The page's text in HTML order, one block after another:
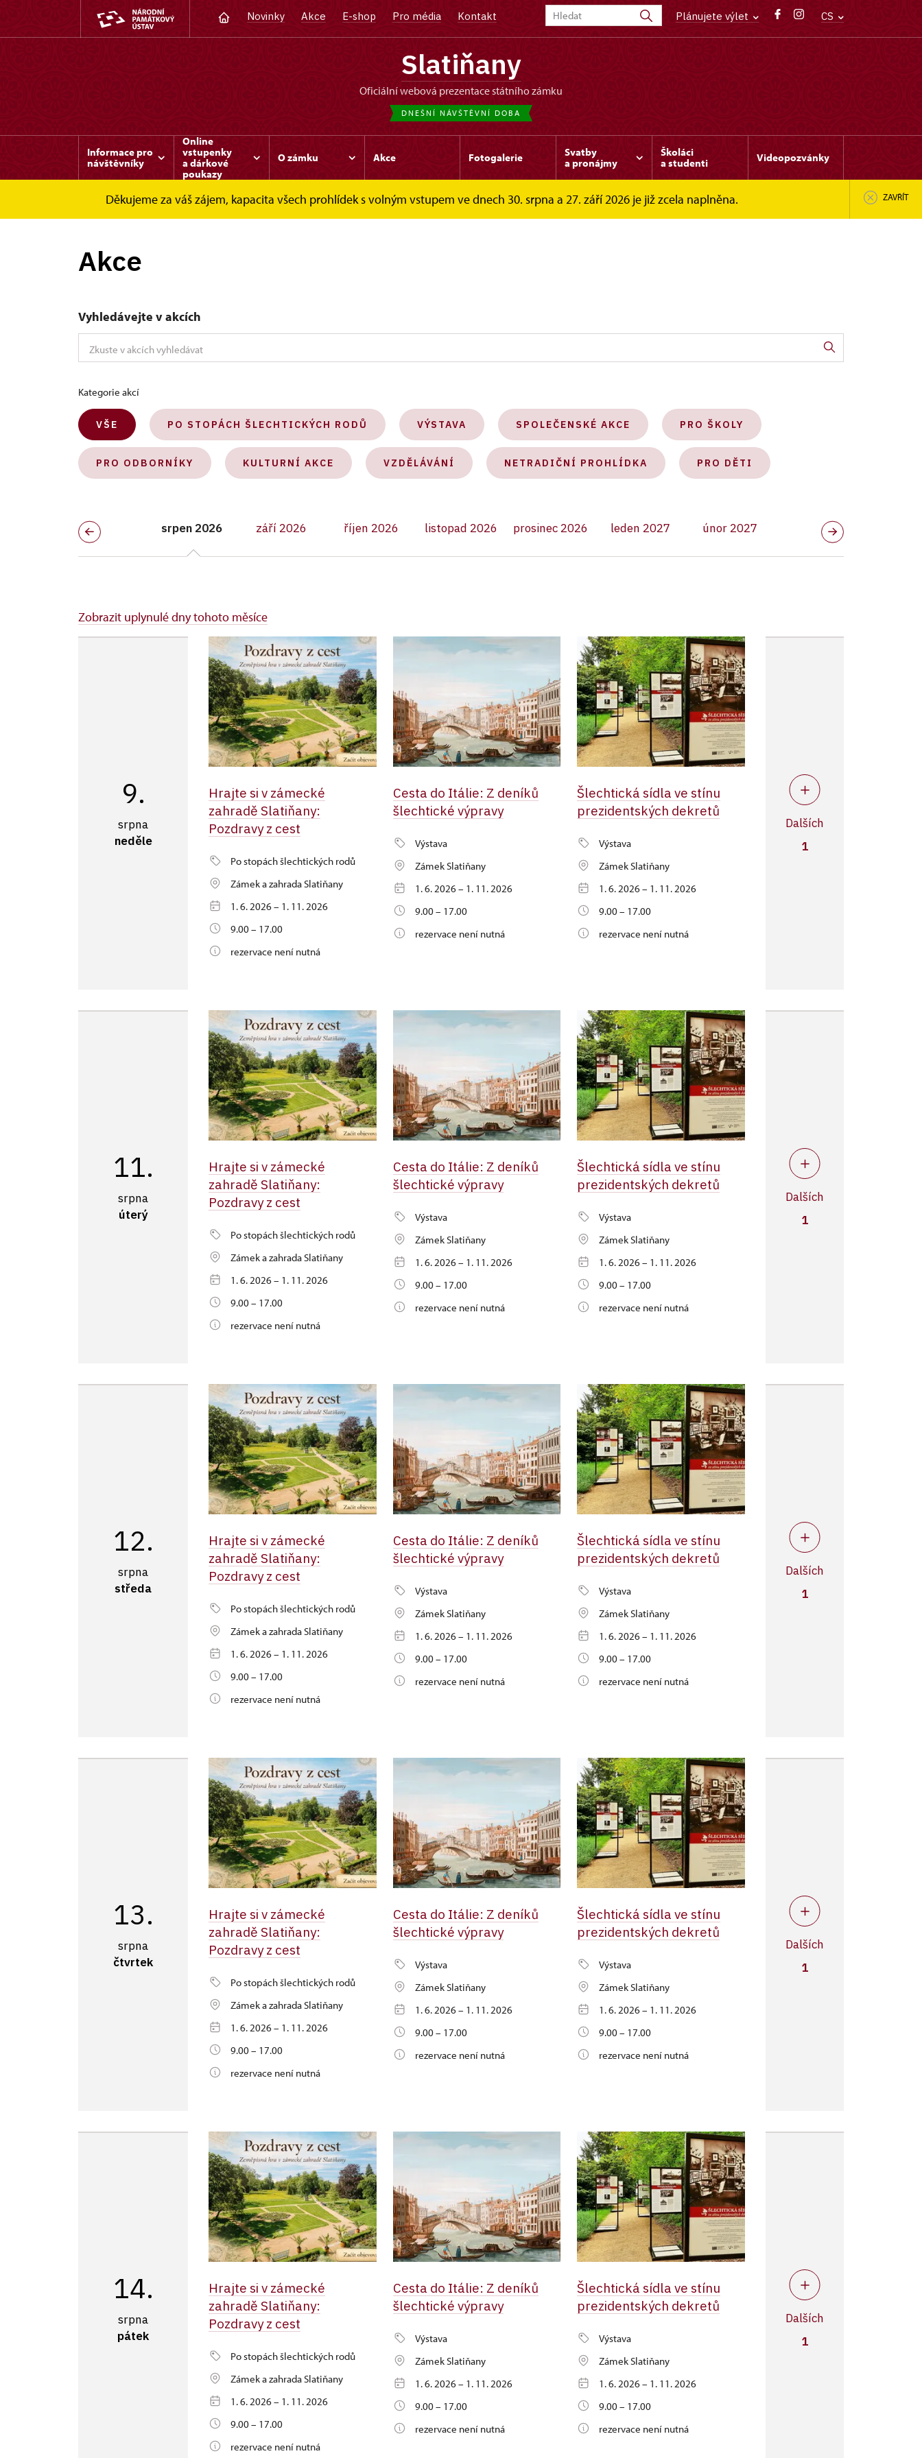
Novinky Akce E-shop Pro média Kontakt Plánujete výlet CS
Slatiňany
oficiální webová prezentace státního zámku
DNEŠNÍ NÁVŠTĚVNÍ DOBA
Informace pro
návštěvníky
Online
vstupenky
a dárkové
poukazy
O zámku Akce Fotogalerie
Svatby
a pronájmy
Školáci
a studenti
Videopozvánky
Děkujeme za váš zájem, kapacita všech prohlídek s volným vstupem ve dnech 30. srpna a 27. září 2026 je již zcela naplněna. ZAVŘÍT
Slatiňany Akce
Akce
Vyhledávejte v akcích
Kategorie akcí
VŠE PO STOPÁCH ŠLECHTICKÝCH RODŮ VÝSTAVA SPOLEČENSKÉ AKCE PRO ŠKOLY
PRO ODBORNÍKY KULTURNÍ AKCE VZDĚLÁVÁNÍ NETRADIČNÍ PROHLÍDKA PRO DĚTI
srpen 2026 září 2026 říjen 2026 listopad 2026 prosinec 2026 leden 2027 únor 2027
Zobrazit uplynulé dny tohoto měsíce
9.
srpna
neděle
Hrajte si v zámecké
zahradě Slatiňany:
Pozdravy z cest
Po stopách šlechtických rodů
Zámek a zahrada Slatiňany
1. 6. 2026 – 1. 11. 2026
9.00 – 17.00
rezervace není nutná
Cesta do Itálie: Z deníků
šlechtické výpravy
Výstava
Zámek Slatiňany
1. 6. 2026 – 1. 11. 2026
9.00 – 17.00
rezervace není nutná
Šlechtická sídla ve stínu
prezidentských dekretů
Výstava
Zámek Slatiňany
1. 6. 2026 – 1. 11. 2026
9.00 – 17.00
rezervace není nutná
Dalších
1
11.
srpna
úterý
Hrajte si v zámecké
zahradě Slatiňany:
Pozdravy z cest
Po stopách šlechtických rodů
Zámek a zahrada Slatiňany
1. 6. 2026 – 1. 11. 2026
9.00 – 17.00
rezervace není nutná
Cesta do Itálie: Z deníků
šlechtické výpravy
Výstava
Zámek Slatiňany
1. 6. 2026 – 1. 11. 2026
9.00 – 17.00
rezervace není nutná
Šlechtická sídla ve stínu
prezidentských dekretů
Výstava
Zámek Slatiňany
1. 6. 2026 – 1. 11. 2026
9.00 – 17.00
rezervace není nutná
Dalších
1
12.
srpna
středa
Hrajte si v zámecké
zahradě Slatiňany:
Pozdravy z cest
Po stopách šlechtických rodů
Zámek a zahrada Slatiňany
1. 6. 2026 – 1. 11. 2026
9.00 – 17.00
rezervace není nutná
Cesta do Itálie: Z deníků
šlechtické výpravy
Výstava
Zámek Slatiňany
1. 6. 2026 – 1. 11. 2026
9.00 – 17.00
rezervace není nutná
Šlechtická sídla ve stínu
prezidentských dekretů
Výstava
Zámek Slatiňany
1. 6. 2026 – 1. 11. 2026
9.00 – 17.00
rezervace není nutná
Dalších
1
13.
srpna
čtvrtek
Hrajte si v zámecké
zahradě Slatiňany:
Pozdravy z cest
Po stopách šlechtických rodů
Zámek a zahrada Slatiňany
1. 6. 2026 – 1. 11. 2026
9.00 – 17.00
rezervace není nutná
Cesta do Itálie: Z deníků
šlechtické výpravy
Výstava
Zámek Slatiňany
1. 6. 2026 – 1. 11. 2026
9.00 – 17.00
rezervace není nutná
Šlechtická sídla ve stínu
prezidentských dekretů
Výstava
Zámek Slatiňany
1. 6. 2026 – 1. 11. 2026
9.00 – 17.00
rezervace není nutná
Dalších
1
14.
srpna
pátek
Hrajte si v zámecké
zahradě Slatiňany:
Pozdravy z cest
Po stopách šlechtických rodů
Zámek a zahrada Slatiňany
1. 6. 2026 – 1. 11. 2026
9.00 – 17.00
rezervace není nutná
Cesta do Itálie: Z deníků
šlechtické výpravy
Výstava
Zámek Slatiňany
1. 6. 2026 – 1. 11. 2026
9.00 – 17.00
rezervace není nutná
Šlechtická sídla ve stínu
prezidentských dekretů
Výstava
Zámek Slatiňany
1. 6. 2026 – 1. 11. 2026
9.00 – 17.00
rezervace není nutná
Dalších
1